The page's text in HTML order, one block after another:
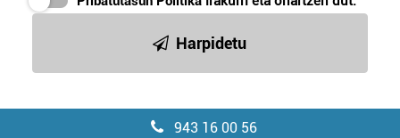
Harpidetu
943 16 00 56